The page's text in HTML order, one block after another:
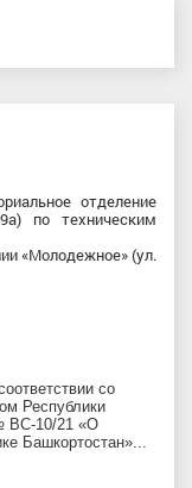
отделение
по техническим
«Молодежное» (ул.
со
Республики
ВС-10/21 «О
Башкортостан»...